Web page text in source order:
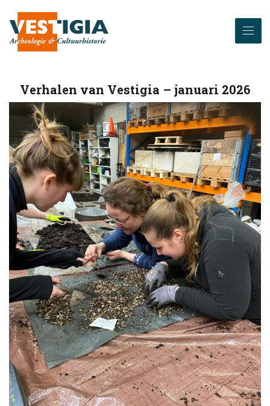
Verhalen van Vestigia – januari 2026